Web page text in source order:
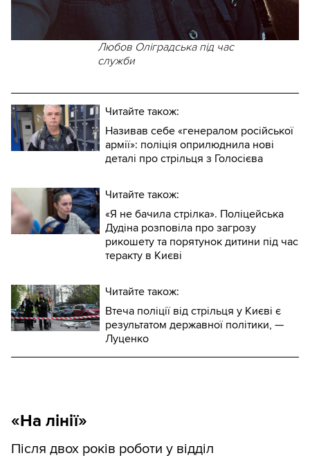
Любов Оліградська під час
служби
Читайте також:
Називав себе «генералом російської
армії»: поліція оприлюднила нові
деталі про стрільця з Голосієва
Читайте також:
«Я не бачила стрілка». Поліцейська
Дудіна розповіла про загрозу
рикошету та порятунок дитини під час
теракту в Києві
Читайте також:
Втеча поліції від стрільця у Києві є
результатом державної політики, —
Луценко
«На лінії»
Після двох років роботи у відділ